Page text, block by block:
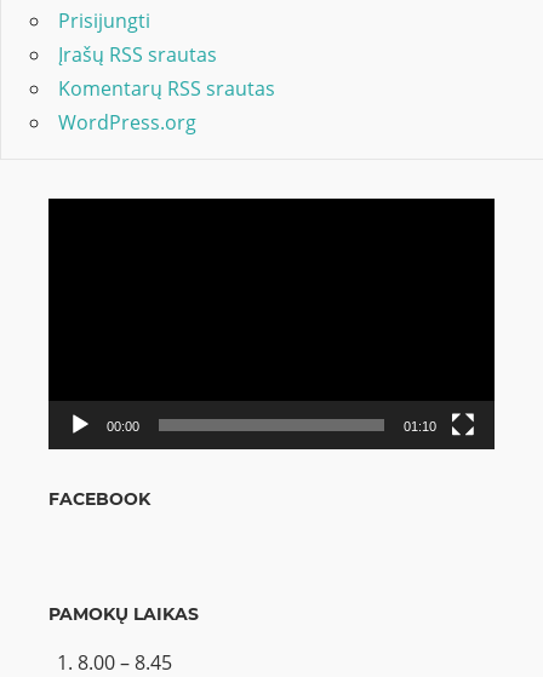
Prisijungti
Įrašų RSS srautas
Komentarų RSS srautas
WordPress.org
00:00 01:10
FACEBOOK
PAMOKŲ LAIKAS
8.00 – 8.45